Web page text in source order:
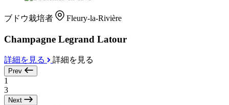
ブドウ栽培者 Fleury-la-Rivière
Champagne Legrand Latour
詳細を見る 詳細を見る
Prev
1
3
Next